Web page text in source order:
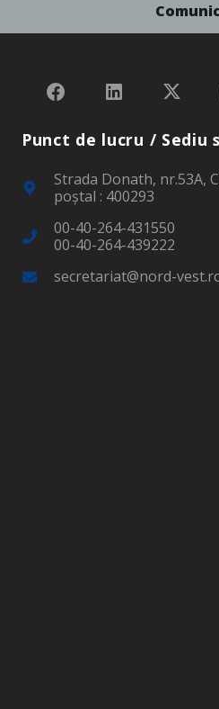
Punct de lucru / Sediu
Strada Donath, nr.53A,
poştal : 400293
00-40-264-431550
00-40-264-439222
secretariat@nord-